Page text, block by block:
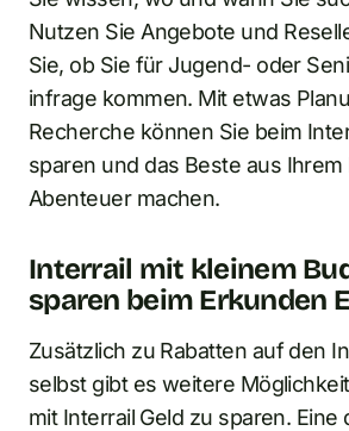
Nutzen Sie Angebote und
Sie, ob Sie für Jugend- oder
infrage kommen. Mit etwas
Recherche können Sie beim
sparen und das Beste aus Ihrem
Abenteuer machen.
Interrail mit kleinem
sparen beim Erkunden
Zusätzlich zu Rabatten auf den
selbst gibt es weitere
mit Interrail Geld zu sparen. Eine